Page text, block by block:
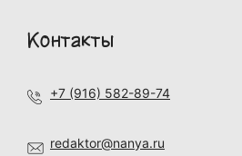
Контакты
+7 (916) 582-89-74
redaktor@nanya.ru